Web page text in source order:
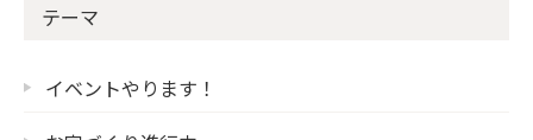
テーマ
イベントやります！